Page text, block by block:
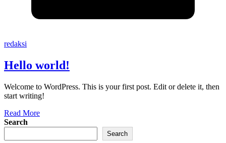
redaksi
Hello world!
Welcome to WordPress. This is your first post. Edit or delete it, then
start writing!
Read More
Search
Search